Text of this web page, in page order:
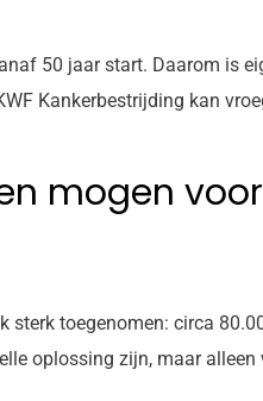
50 jaar start. Daarom is
Kankerbestrijding kan
mogen
toegenomen: circa
oplossing zijn, maar